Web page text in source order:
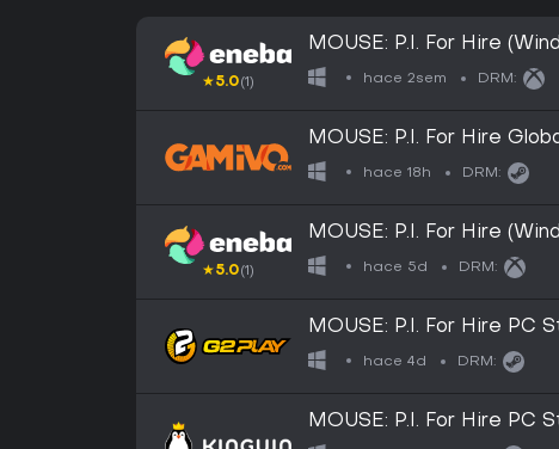
★5.0(1)
MOUSE: P.I. For Hire
Key GLOBAL
hace 2sem DRM:
MOUSE: P.I. For Hire
hace 18h DRM:
★5.0(1)
MOUSE: P.I. For Hire
Key EUROPE
hace 5d DRM:
MOUSE: P.I. For Hire PC
hace 4d DRM:
MOUSE: P.I. For Hire PC